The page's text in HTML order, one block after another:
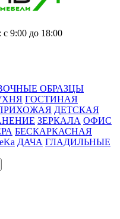
с 9:00 до 18:00
ОБРАЗЦЫ
ГОСТИНАЯ
ДЕТСКАЯ
ЗЕРКАЛА ОФИС
БЕСКАРКАСНАЯ
ДАЧА ГЛАДИЛЬНЫЕ